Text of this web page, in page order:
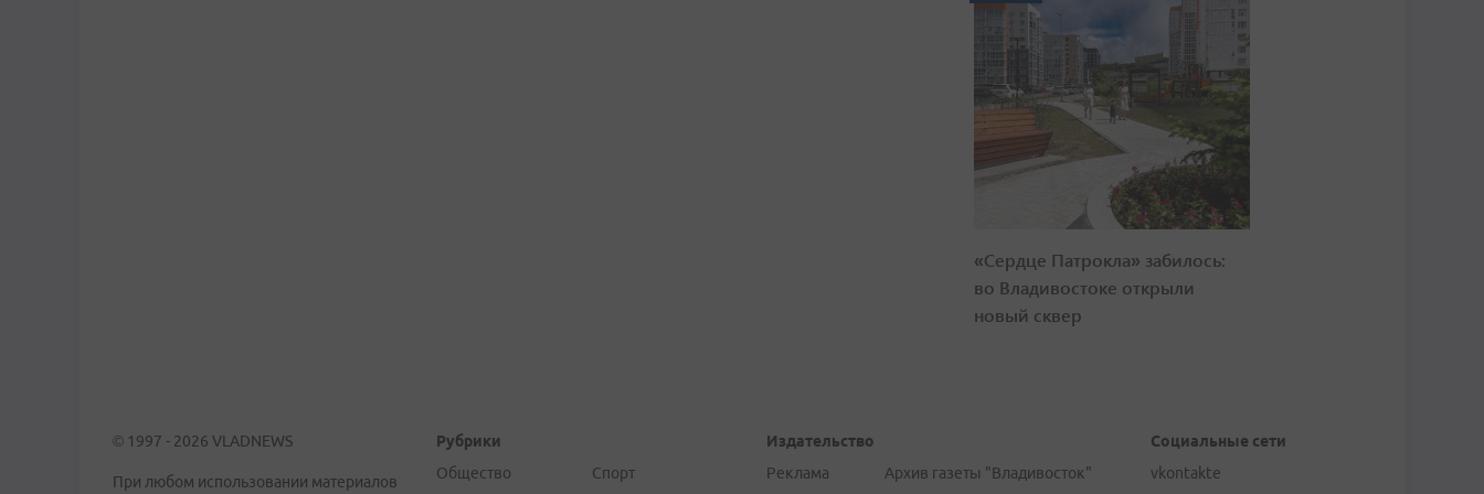
«Сердце Патрокла» забилось:
во Владивостоке открыли
новый сквер
© 1997 - 2026 VLADNEWS
При любом использовании материалов
Рубрики
Общество
Спорт
Издательство
Реклама
Архив газеты "Владивосток"
Социальные сети
vkontakte